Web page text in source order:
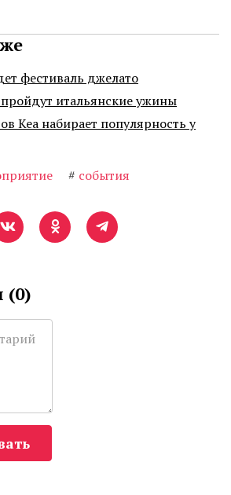
фестиваль джелато
итальянские ужины
Кеа набирает популярность у
# события
(0)